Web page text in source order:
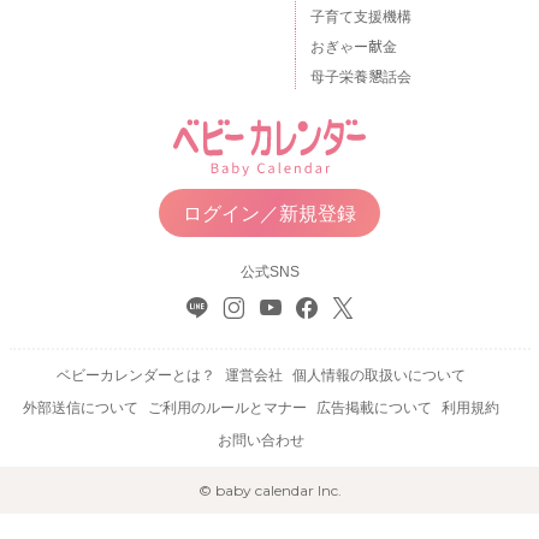
子育て支援機構
おぎゃー献金
母子栄養懇話会
ログイン／新規登録
公式SNS
ベビーカレンダーとは？ 運営会社
個人情報の取扱いについて
外部送信について
ご利用のルールとマナー 広告掲載について
利用規約
お問い合わせ
© baby calendar Inc.